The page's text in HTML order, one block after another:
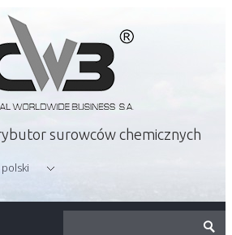
surowców chemicznych
polski